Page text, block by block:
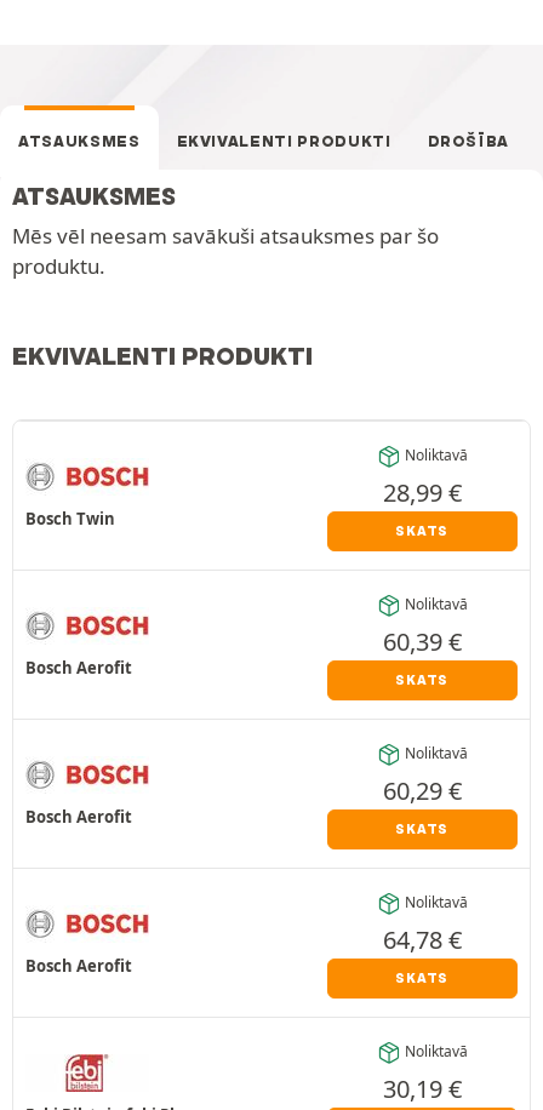
ATSAUKSMES EKVIVALENTI PRODUKTI DROŠĪBA
ATSAUKSMES
Mēs vēl neesam savākuši atsauksmes par šo
produktu.
EKVIVALENTI PRODUKTI
Bosch Twin
Noliktavā
28,99€
SKATS
Bosch Aerofit
Noliktavā
60,39€
SKATS
Bosch Aerofit
Noliktavā
60,29€
SKATS
Bosch Aerofit
Noliktavā
64,78€
SKATS
Noliktavā
30,19€